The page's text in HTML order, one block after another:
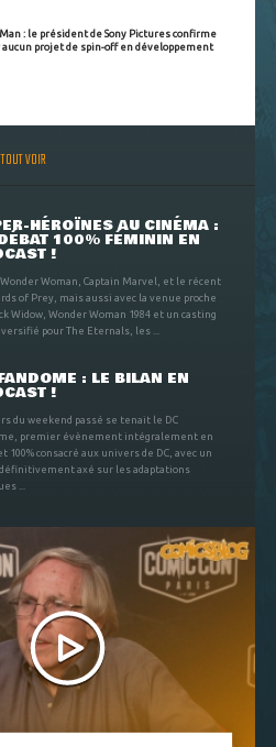
: le président de Sony Pictures confirme
aucun projet de spin-off en développement
TOUT VOIR
HÉROÏNES AU CINÉMA :
100% FÉMININ EN
!
Woman, Captain Marvel, et le récent
of Prey, mais aussi avec la venue proche
Widow, Wonder Woman 1984 et un casting
pour The Eternals, les ...
: LE BILAN EN
!
du weekend passé se tenait le DC
premier évènement intégralement en
100% consacré aux univers de DC, avec un
axé sur les adaptations
...